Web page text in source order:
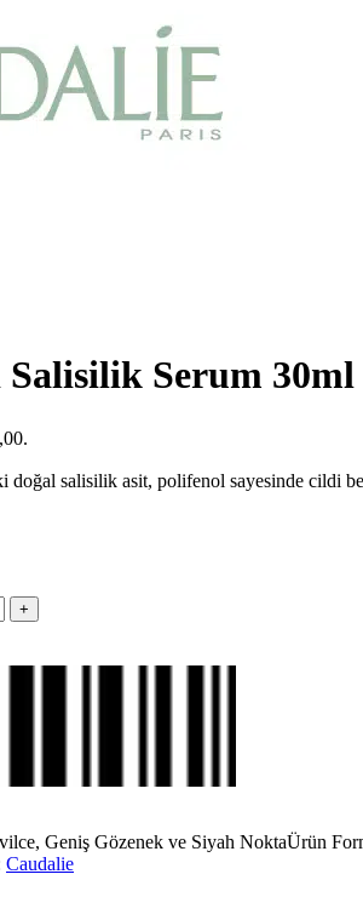
Salisilik Serum 30ml
salisilik asit, polifenol sayesinde cildi
Geniş Gözenek ve Siyah NoktaÜrün
Caudalie